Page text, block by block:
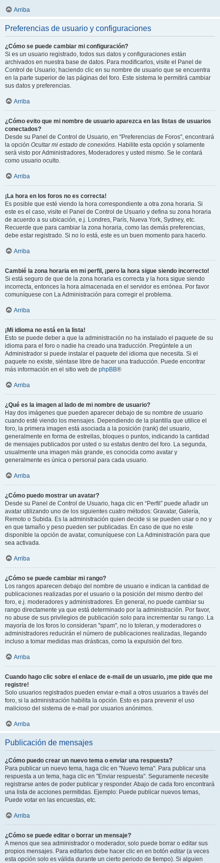
Arriba
Preferencias de usuario y configuraciones
¿Cómo se puede cambiar mi configuración?
Si es un usuario registrado, todos sus datos y configuraciones están
archivados en nuestra base de datos. Para modificarlos, visite el Panel de
Control de Usuario; haciendo clic en su nombre de usuario que se encuentra
en la parte superior de las páginas del foro. Este sistema le permitirá cambiar
sus datos y preferencias.
Arriba
¿Cómo evito que mi nombre de usuario aparezca en las listas de usuarios
conectados?
Desde su Panel de Control de Usuario, en "Preferencias de Foros", encontrará
la opción Ocultar mi estado de conexións. Habilite esta opción y solamente
será visto por Administradores, Moderadores y usted mismo. Se le contará
como usuario oculto.
Arriba
¡La hora en los foros no es correcta!
Es posible que esté viendo la hora correspondiente a otra zona horaria. Si
este es el caso, visite el Panel de Control de Usuario y defina su zona horaria
de acuerdo a su ubicación, e.j. Londres, París, Nueva York, Sydney, etc.
Recuerde que para cambiar la zona horaria, como las demás preferencias,
debe estar registrado. Si no lo está, este es un buen momento para hacerlo.
Arriba
Cambié la zona horaria en mi perfil, ¡pero la hora sigue siendo incorrecto!
Si está seguro de que de la zona horaria es correcta y la hora sigue siendo
incorrecta, entonces la hora almacenada en el servidor es errónea. Por favor
comuníquese con La Administración para corregir el problema.
Arriba
¡Mi idioma no está en la lista!
Esto se puede deber a que la administración no ha instalado el paquete de su
idioma para el foro o nadie ha creado una traducción. Pregúntele a un
Administrador si puede instalar el paquete del idioma que necesita. Si el
paquete no existe, siéntase libre de hacer una traducción. Puede encontrar
más información en el sitio web de phpBB®
Arriba
¿Qué es la imagen al lado de mi nombre de usuario?
Hay dos imágenes que pueden aparecer debajo de su nombre de usuario
cuando esté viendo los mensajes. Dependiendo de la plantilla que utilice el
foro, la primera imagen está asociada a la posición (rank) del usuario,
generalmente en forma de estrellas, bloques o puntos, indicando la cantidad
de mensajes publicados por usted o su estatus dentro del foro. La segunda,
usualmente una imagen más grande, es conocida como avatar y
generalmente es única o personal para cada usuario.
Arriba
¿Cómo puedo mostrar un avatar?
Desde su Panel de Control de Usuario, haga clic en “Perfil” puede añadir un
avatar utilizando uno de los siguientes cuatro métodos: Gravatar, Galería,
Remoto o Subida. Es la administración quien decide si se pueden usar o no y
en que tamaño y peso pueden ser publicadas. En caso de que no este
disponible la opción de avatar, comuníquese con La Administración para que
sea activada.
Arriba
¿Cómo se puede cambiar mi rango?
Los rangos aparecen debajo del nombre de usuario e indican la cantidad de
publicaciones realizadas por el usuario o la posición del mismo dentro del
foro, e.j. moderadores y administradores. En general, no puede cambiar su
rango directamente ya que está determinado por la administración. Por favor,
no abuse de sus privilegios de publicación solo para incrementar su rango. La
mayoría de los foros lo consideran "spam", no lo toleran, y moderadores o
administradores reducirán el número de publicaciones realizadas, llegando
incluso a tomar medidas mas drásticas, como la expulsión del foro.
Arriba
Cuando hago clic sobre el enlace de e-mail de un usuario, ¡me pide que me
registre!
Solo usuarios registrados pueden enviar e-mail a otros usuarios a través del
foro, si la administración habilita la opción. Esto es para prevenir el uso
malicioso del sistema de e-mail por usuarios anónimos.
Arriba
Publicación de mensajes
¿Cómo puedo crear un nuevo tema o enviar una respuesta?
Para publicar un nuevo tema, haga clic en "Nuevo tema". Para publicar una
respuesta a un tema, haga clic en "Enviar respuesta". Seguramente necesite
registrarse antes de poder publicar y responder. Abajo de cada foro encontrará
una lista de acciones permitidas. Ejemplo: Puede publicar nuevos temas,
Puede votar en las encuestas, etc.
Arriba
¿Cómo se puede editar o borrar un mensaje?
A menos que sea administrador o moderador, solo puede borrar o editar sus
propios mensajes. Para editarlos debe hacer clic en en botón editar(a veces
esta opción solo es válida durante un cierto periodo de tiempo). Si alguien